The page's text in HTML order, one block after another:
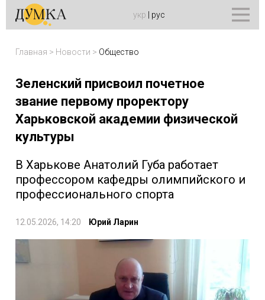
укр рус
Главная > Новости > Общество
Зеленский присвоил почетное
звание первому проректору
Харьковской академии физической
культуры
В Харькове Анатолий Губа работает
профессором кафедры олимпийского и
профессионального спорта
12.05.2026, 14:20 Юрий Ларин